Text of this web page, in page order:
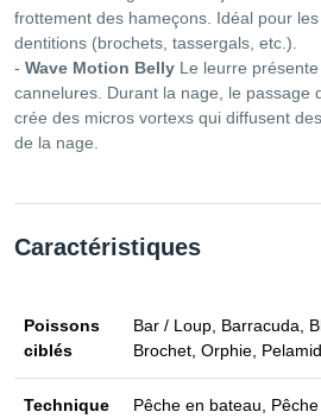
frottement des hameçons. Idéal pour
dentitions (brochets, tassergals, etc.).
- Wave Motion Belly Le leurre
cannelures. Durant la nage, le passage
crée des micros vortexs qui diffusent
de la nage.
Caractéristiques
Poissons
ciblés
Bar / Loup, Barracuda,
Brochet, Orphie,
Technique
Pêche en bateau,